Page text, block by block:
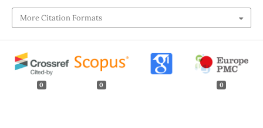
More Citation Formats
0 0 0